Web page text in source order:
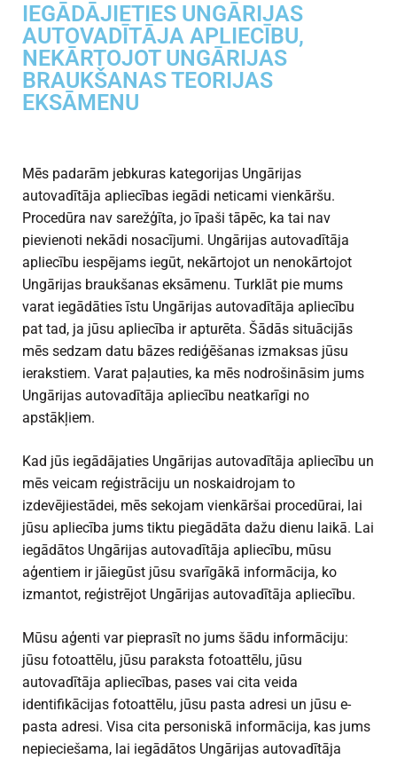
IEGĀDĀJIETIES UNGĀRIJAS
AUTOVADĪTĀJA APLIECĪBU,
NEKĀRTOJOT UNGĀRIJAS
BRAUKŠANAS TEORIJAS
EKSĀMENU
Mēs padarām jebkuras kategorijas Ungārijas
autovadītāja apliecības iegādi neticami vienkāršu.
Procedūra nav sarežģīta, jo īpaši tāpēc, ka tai nav
pievienoti nekādi nosacījumi. Ungārijas autovadītāja
apliecību iespējams iegūt, nekārtojot un nenokārtojot
Ungārijas braukšanas eksāmenu. Turklāt pie mums
varat iegādāties īstu Ungārijas autovadītāja apliecību
pat tad, ja jūsu apliecība ir apturēta. Šādās situācijās
mēs sedzam datu bāzes rediģēšanas izmaksas jūsu
ierakstiem. Varat paļauties, ka mēs nodrošināsim jums
Ungārijas autovadītāja apliecību neatkarīgi no
apstākļiem.
Kad jūs iegādājaties Ungārijas autovadītāja apliecību un
mēs veicam reģistrāciju un noskaidrojam to
izdevējiestādei, mēs sekojam vienkāršai procedūrai, lai
jūsu apliecība jums tiktu piegādāta dažu dienu laikā. Lai
iegādātos Ungārijas autovadītāja apliecību, mūsu
aģentiem ir jāiegūst jūsu svarīgākā informācija, ko
izmantot, reģistrējot Ungārijas autovadītāja apliecību.
Mūsu aģenti var pieprasīt no jums šādu informāciju:
jūsu fotoattēlu, jūsu paraksta fotoattēlu, jūsu
autovadītāja apliecības, pases vai cita veida
identifikācijas fotoattēlu, jūsu pasta adresi un jūsu e-
pasta adresi. Visa cita personiskā informācija, kas jums
nepieciešama, lai iegādātos Ungārijas autovadītāja